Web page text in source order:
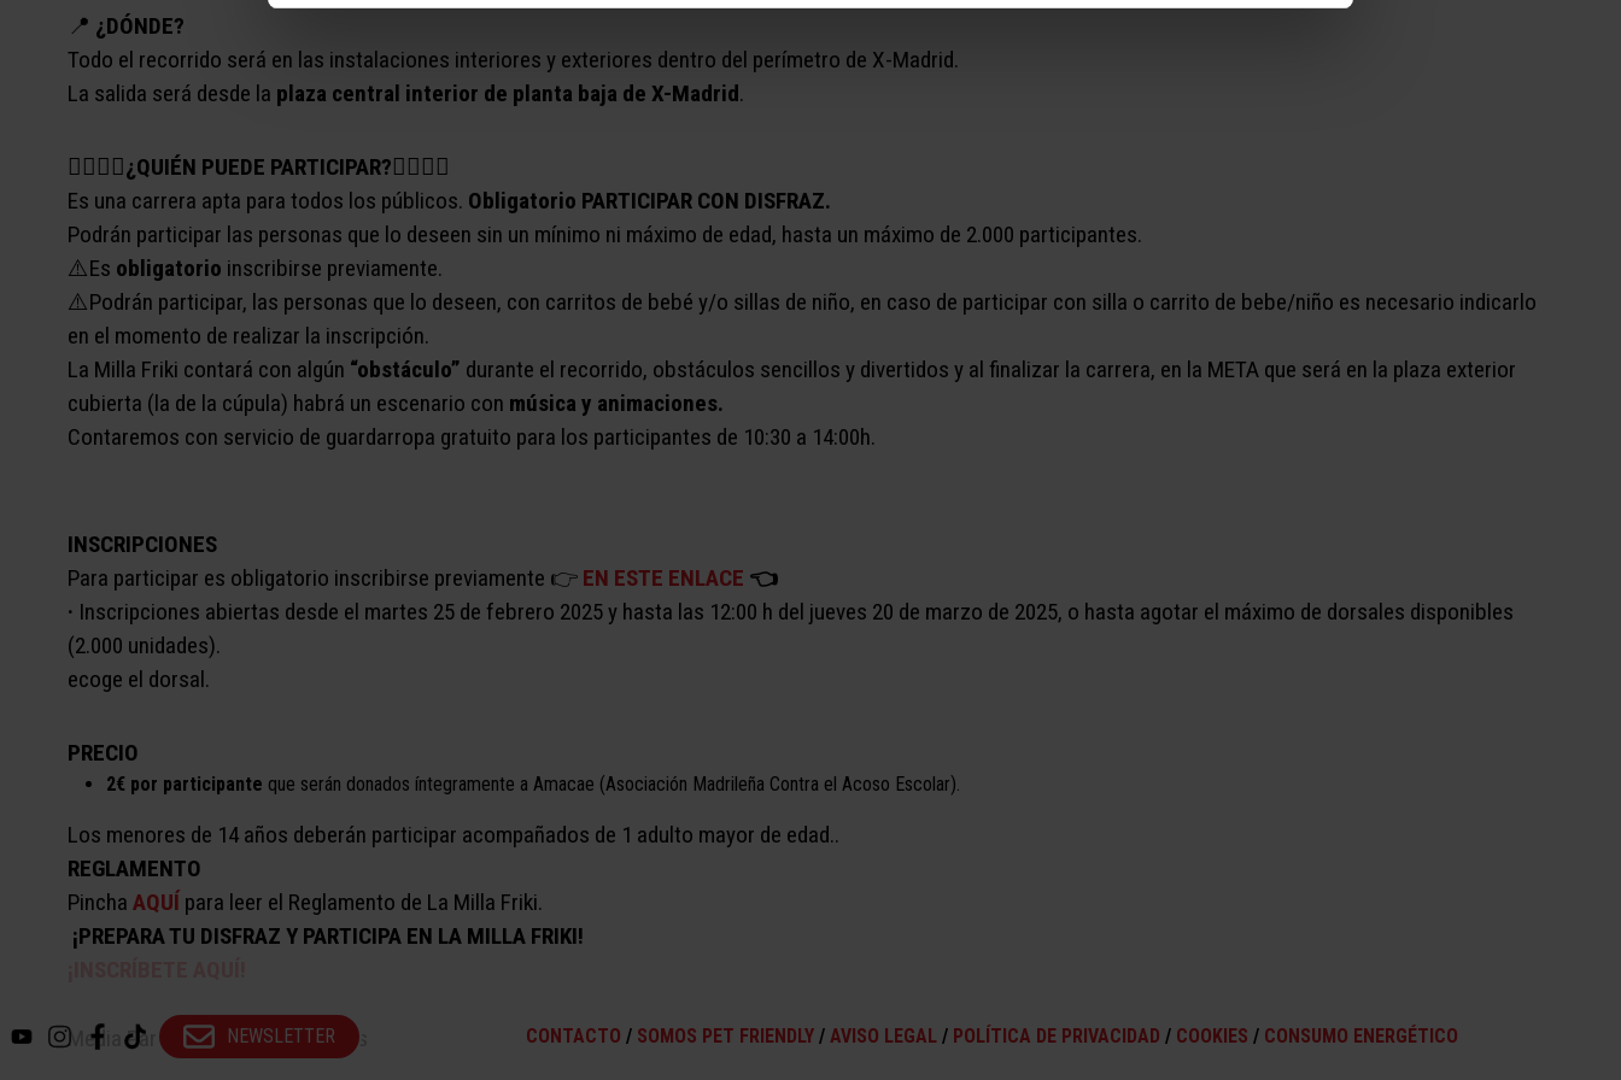
📍 ¿DÓNDE?
Todo el recorrido será en las instalaciones interiores y exteriores dentro del perímetro de X-Madrid.
La salida será desde la plaza central interior de planta baja de X-Madrid.
🦸‍♀️🧚‍♀️¿QUIÉN PUEDE PARTICIPAR?🧞‍♂️🧝‍♀️
Es una carrera apta para todos los públicos. Obligatorio PARTICIPAR CON DISFRAZ.
Podrán participar las personas que lo deseen sin un mínimo ni máximo de edad, hasta un máximo de 2.000 participantes.
⚠️Es obligatorio inscribirse previamente.
⚠️Podrán participar, las personas que lo deseen, con carritos de bebé y/o sillas de niño, en caso de participar con silla o carrito de bebe/niño es necesario indicarlo
en el momento de realizar la inscripción.
La Milla Friki contará con algún “obstáculo” durante el recorrido, obstáculos sencillos y divertidos y al finalizar la carrera, en la META que será en la plaza exterior
cubierta (la de la cúpula) habrá un escenario con música y animaciones.
Contaremos con servicio de guardarropa gratuito para los participantes de 10:30 a 14:00h.
INSCRIPCIONES
Para participar es obligatorio inscribirse previamente 👉​ EN ESTE ENLACE 👈
· Inscripciones abiertas desde el martes 25 de febrero 2025 y hasta las 12:00 h del jueves 20 de marzo de 2025, o hasta agotar el máximo de dorsales disponibles
(2.000 unidades).
ecoge el dorsal.
PRECIO
2€ por participante que serán donados íntegramente a Amacae (Asociación Madrileña Contra el Acoso Escolar).
Los menores de 14 años deberán participar acompañados de 1 adulto mayor de edad..
REGLAMENTO
Pincha AQUÍ para leer el Reglamento de La Milla Friki.
¡PREPARA TU DISFRAZ Y PARTICIPA EN LA MILLA FRIKI!
Media Partner: Sapos y Princesas
NEWSLETTER CONTACTO / SOMOS PET FRIENDLY/ AVISO LEGAL/ POLÍTICA DE PRIVACIDAD / COOKIES / CONSUMO ENERGÉTICO